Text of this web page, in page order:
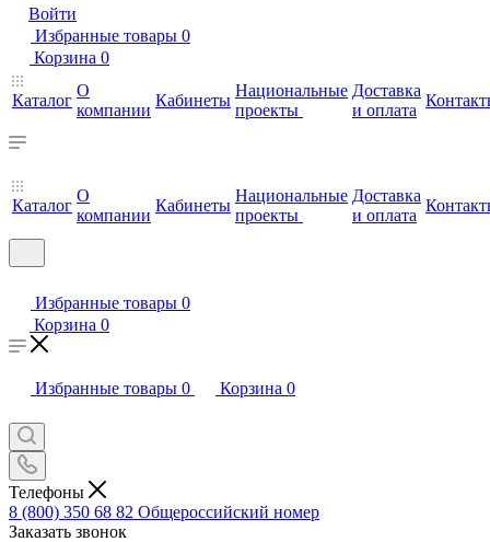
Войти
Избранные товары 0
Корзина 0
Каталог
О
компании
Кабинеты
Национальные
проекты
Доставка
и оплата
Каталог
О
компании
Кабинеты
Национальные
проекты
Доставка
и оплата
Избранные товары 0
Корзина 0
Избранные товары 0 Корзина 0
Телефоны
8 (800) 350 68 82 Общероссийский номер
Заказать звонок